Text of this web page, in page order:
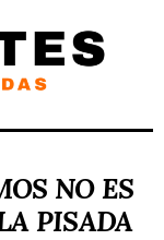
NO ES
PISADA